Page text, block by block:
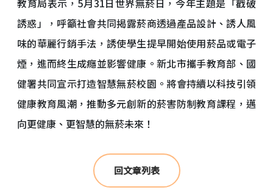
誘惑」，呼籲社會共同揭露菸商透過產品設計、誘人風
味的華麗行銷手法，誘使學生提早開始使用菸品或電子
煙，進而終生成癮並影響健康。新北市攜手教育部、國
健署共同宣示打造智慧無菸校園。將會持續以科技引領
健康教育風潮，推動多元創新的菸害防制教育課程，邁
向更健康、更智慧的無菸未來！
回文章列表